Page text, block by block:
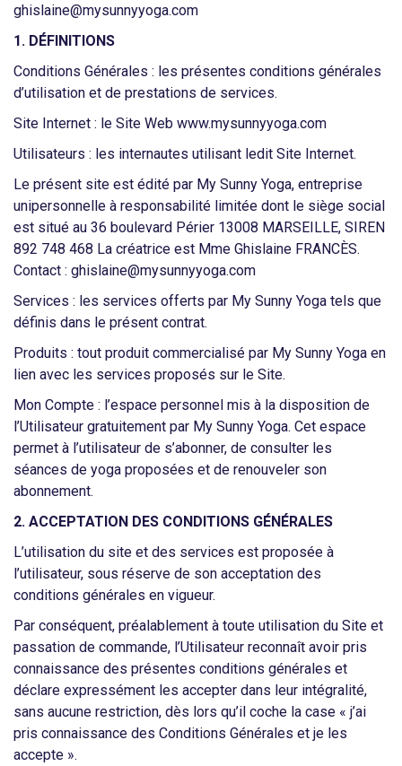
ghislaine@mysunnyyoga.com
1. DÉFINITIONS
Conditions Générales : les présentes conditions générales
d’utilisation et de prestations de services.
Site Internet : le Site Web www.mysunnyyoga.com
Utilisateurs : les internautes utilisant ledit Site Internet.
Le présent site est édité par My Sunny Yoga, entreprise
unipersonnelle à responsabilité limitée dont le siège social
est situé au 36 boulevard Périer 13008 MARSEILLE, SIREN
892 748 468 La créatrice est Mme Ghislaine FRANCÈS.
Contact : ghislaine@mysunnyyoga.com
Services : les services offerts par My Sunny Yoga tels que
définis dans le présent contrat.
Produits : tout produit commercialisé par My Sunny Yoga en
lien avec les services proposés sur le Site.
Mon Compte : l’espace personnel mis à la disposition de
l’Utilisateur gratuitement par My Sunny Yoga. Cet espace
permet à l’utilisateur de s’abonner, de consulter les
séances de yoga proposées et de renouveler son
abonnement.
2. ACCEPTATION DES CONDITIONS GÉNÉRALES
L’utilisation du site et des services est proposée à
l’utilisateur, sous réserve de son acceptation des
conditions générales en vigueur.
Par conséquent, préalablement à toute utilisation du Site et
passation de commande, l’Utilisateur reconnaît avoir pris
connaissance des présentes conditions générales et
déclare expressément les accepter dans leur intégralité,
sans aucune restriction, dès lors qu’il coche la case « j’ai
pris connaissance des Conditions Générales et je les
accepte ».